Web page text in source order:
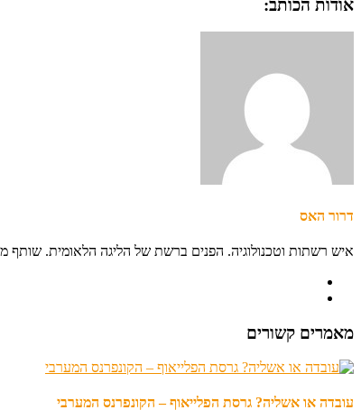
אודות הכותב:
דרור האס
איש רשתות וטכנולוגיה. הפנים ברשת של הליגה הלאומית.
מאמרים קשורים
עובדה או אשליה? גרסת הפלייאוף – הקונפרנס המערבי